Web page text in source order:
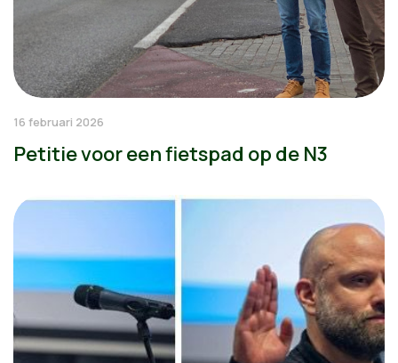
16 februari 2026
Petitie voor een fietspad op de N3